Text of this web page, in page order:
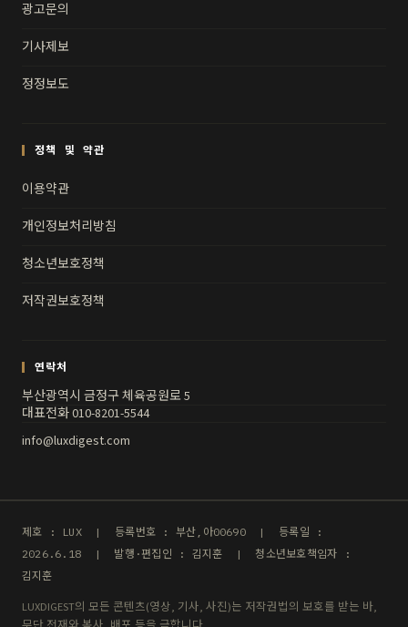
광고문의
기사제보
정정보도
정책 및 약관
이용약관
개인정보처리방침
청소년보호정책
저작권보호정책
연락처
부산광역시 금정구 체육공원로 5
대표전화 010-8201-5544
info@luxdigest.com
제호 : LUX | 등록번호 : 부산,아00690 | 등록일 :
2026.6.18 | 발행·편집인 : 김지훈 | 청소년보호책임자 :
김지훈
LUXDIGEST의 모든 콘텐츠(영상, 기사, 사진)는 저작권법의 보호를 받는 바,